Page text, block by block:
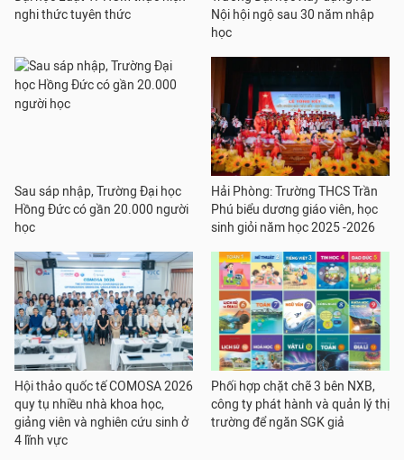
nghi thức tuyên thức
Nội hội ngộ sau 30 năm nhập
học
Sau sáp nhập, Trường Đại học
Hồng Đức có gần 20.000 người
học
Hải Phòng: Trường THCS Trần
Phú biểu dương giáo viên, học
sinh giỏi năm học 2025 -2026
Hội thảo quốc tế COMOSA 2026
quy tụ nhiều nhà khoa học,
giảng viên và nghiên cứu sinh ở
4 lĩnh vực
Phối hợp chặt chẽ 3 bên NXB,
công ty phát hành và quản lý thị
trường để ngăn SGK giả